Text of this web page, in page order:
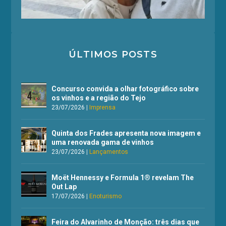
ÚLTIMOS POSTS
Concurso convida a olhar fotográfico sobre
os vinhos e a região do Tejo
23/07/2026 |Imprensa
Quinta dos Frades apresenta nova imagem e
uma renovada gama de vinhos
23/07/2026 |Lançamentos
Moët Hennessy e Formula 1® revelam The
Out Lap
17/07/2026 |Enoturismo
Feira do Alvarinho de Monção: três dias que